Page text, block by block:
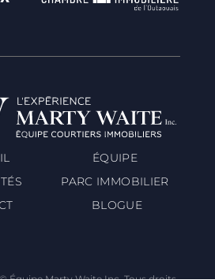
ÉQUIPE
PARC IMMOBILIER
BLOGUE